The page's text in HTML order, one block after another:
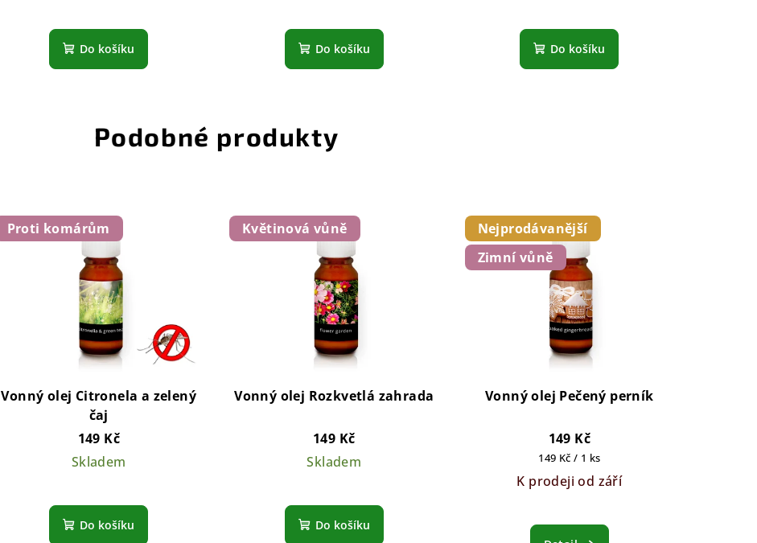
hodnocení
produktu
je
5
hvězdiček.
Do košíku
hodnocení
produktu
je
5
hvězdiček.
Do košíku
hodnocení
produktu
je
Do košíku
Podobné produkty
Proti komárům
Vonný olej Citronela a zelený
čaj
149 Kč
Skladem
Do košíku
Květinová vůně
Vonný olej Rozkvetlá zahrada
149 Kč
Skladem
Do košíku
Nejprodávanější
Zimní vůně
Vonný olej Pečený perník
149 Kč
Měrná
cena:
149 Kč / 1 ks
K prodeji od září